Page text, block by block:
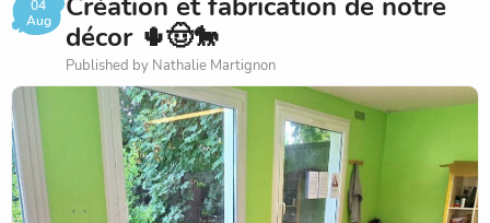
04
Aug
décor 🌵🤠🐎
Published by Nathalie Martignon